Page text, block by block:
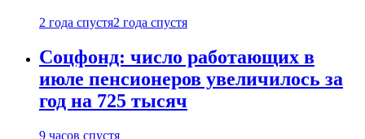
2 года спустя2 года спустя
Соцфонд: число работающих в
июле пенсионеров увеличилось за
год на 725 тысяч
9 часов спустя